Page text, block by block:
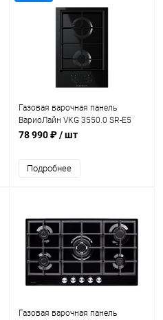
Газовая варочная панель
ВариоЛайн VKG 3550.0 SR-E5
Куперсбуш / Kuppersbusch
78 990 ₽/ шт
Подробнее
Газовая варочная панель